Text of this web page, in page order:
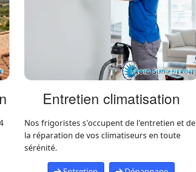
Entretien climatisation
Nos frigoristes s'occupent de l'entretien et de
la réparation de vos climatiseurs en toute
sérénité.